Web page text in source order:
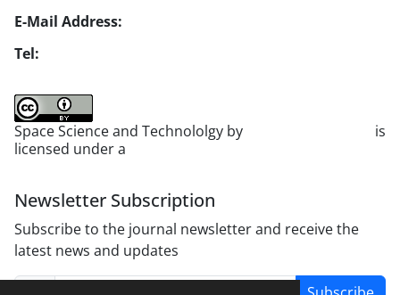
E-Mail Address:
Tel:
Space Science and Technololgy by
is
licensed under a
Newsletter Subscription
Subscribe to the journal newsletter and receive the
latest news and updates